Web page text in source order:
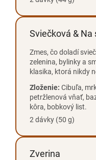
Sviečková & Na
Zmes, čo doladí
zelenina, bylinky a
klasika, ktorá nikdy
Zloženie: Cibuľa,
petržlenová vňať,
kôra, bobkový list.
2 dávky (50 g)
Zverina